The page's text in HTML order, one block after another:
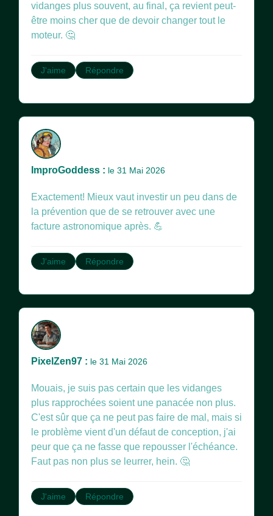
vidanges plus souvent, au final, ça revient peut-
être moins cher que de devoir changer tout le
moteur. 🤔
J'aime Répondre
ImproGoddess : le 31 Mai 2026
Exactement! Mieux vaut investir un peu dans de
la prévention que de se retrouver avec une
facture astronomique après. 💪
J'aime Répondre
PixelZen97 : le 31 Mai 2026
Mouais, je suis pas certain que les vidanges
plus rapprochées soient une panacée non plus.
C'est sûr que ça ne peut pas faire de mal, mais si
le problème vient d'un défaut de conception, j'ai
peur que ça ne fasse que repousser l'échéance.
Faut pas non plus se leurrer, hein. 🤔
J'aime Répondre